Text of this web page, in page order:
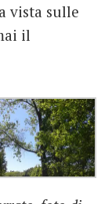
vista sulle
il